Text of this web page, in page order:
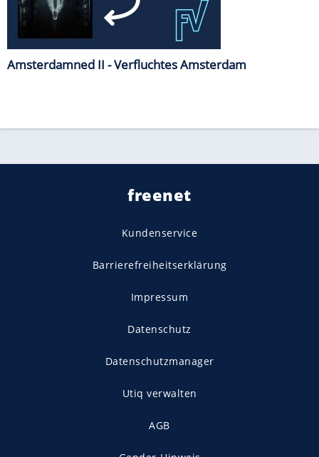
Amsterdamned II - Verfluchtes Amsterdam
freenet
Kundenservice
Barrierefreiheitserklärung
Impressum
Datenschutz
Datenschutzmanager
Utiq verwalten
AGB